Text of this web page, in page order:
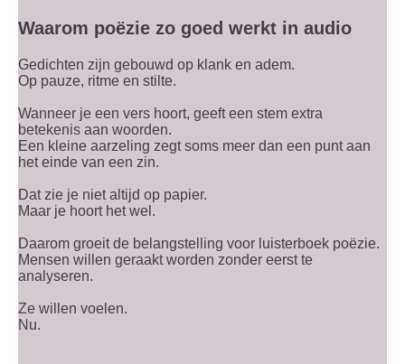
Waarom poëzie zo goed werkt in audio
Gedichten zijn gebouwd op klank en adem.
Op pauze, ritme en stilte.
Wanneer je een vers hoort, geeft een stem extra
betekenis aan woorden.
Een kleine aarzeling zegt soms meer dan een punt aan
het einde van een zin.
Dat zie je niet altijd op papier.
Maar je hoort het wel.
Daarom groeit de belangstelling voor luisterboek poëzie.
Mensen willen geraakt worden zonder eerst te
analyseren.
Ze willen voelen.
Nu.